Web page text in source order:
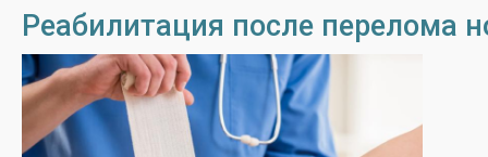
Реабилитация после перелома